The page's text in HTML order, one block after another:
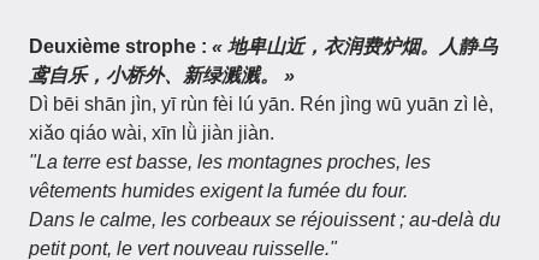
Deuxième strophe : « 地卑山近，衣润费炉烟。人静乌
鸢自乐，小桥外、新绿溅溅。 »
Dì bēi shān jìn, yī rùn fèi lú yān. Rén jìng wū yuān zì lè,
xiǎo qiáo wài, xīn lǜ jiàn jiàn.
"La terre est basse, les montagnes proches, les
vêtements humides exigent la fumée du four.
Dans le calme, les corbeaux se réjouissent ; au-delà du
petit pont, le vert nouveau ruisselle."